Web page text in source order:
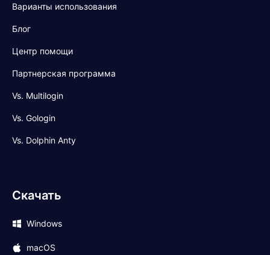
Варианты использования
Блог
Центр помощи
Партнерская программа
Vs. Multilogin
Vs. Gologin
Vs. Dolphin Anty
Скачать
Windows
macOS